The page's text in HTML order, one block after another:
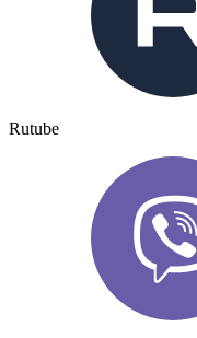
Rutube